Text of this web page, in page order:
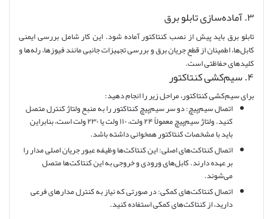
۳. آماده‌سازی تابلو برق
تابلو برق باید پیش از نصب کنتاکتور آماده شود. این کار شامل بررسی ایمنی
کابل‌ها، اطمینان از قطع جریان برق و بررسی تجهیزات جانبی مانند فیوزها، رله‌ها و
کلیدهای حفاظتی است.
۴. سیم‌کشی کنتاکتور
برای سیم‌کشی کنتاکتور، مراحل زیر را انجام دهید:
اتصال سیم‌پیچ: دو سر سیم‌پیچ کنتاکتور را به منبع ولتاژ کنترل متصل
کنید. ولتاژ سیم‌پیچ معمولاً ۲۴ ولت، ۱۱۰ ولت یا ۲۳۰ ولت است، بنابراین
باید با مشخصات کنتاکتور همخوانی داشته باشد.
اتصال کنتاکت‌های اصلی: این کنتاکت‌ها وظیفه عبور جریان اصلی مدار را
بر عهده دارند. کابل‌های ورودی و خروجی به این کنتاکت‌ها متصل
می‌شوند.
اتصال کنتاکت‌های کمکی: در صورتی که نیاز به کنترل مدارهای فرعی
دارید، از کنتاکت‌های کمکی استفاده کنید.